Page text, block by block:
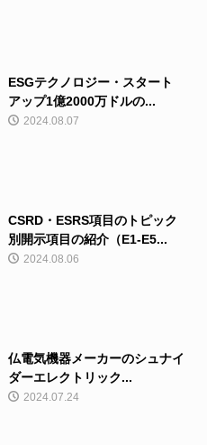
ESGテクノロジー・スタート
アップ1億2000万ドルの...
2024.08.07
CSRD・ESRS項目のトピック
別開示項目の紹介（E1-E5...
2024.08.06
仏電気機器メーカーのシュナイ
ダーエレクトリック...
2024.07.24